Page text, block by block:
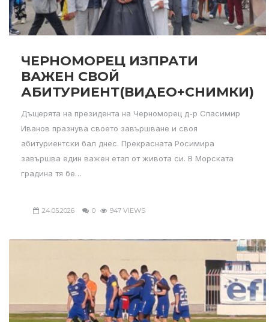
ЧЕРНОМОРЕЦ ИЗПРАТИ
ВАЖЕН СВОЙ
АБИТУРИЕНТ(ВИДЕО+СНИМКИ)
Дъщерята на президента на Черноморец д-р Спасимир
Иванов празнува своето завършване и своя
абитуриентски бал днес. Прекрасната Росимира
завършва един важен етап от живота си. В Морската
градина тя бе…
24.05.2026 0 947 VIEWS